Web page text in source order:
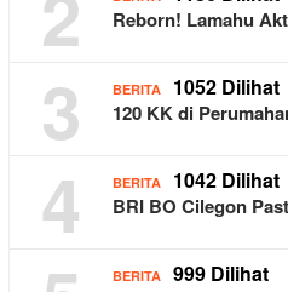
Reborn! Lamahu
3 BERITA 1052 Dilihat
120 KK di
4 BERITA 1042 Dilihat
BRI BO Cilegon
BERITA 999 Dilihat